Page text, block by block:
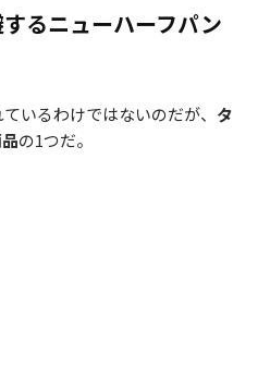
るニューハーフパン
いるわけではないのだが、 タ
の1つだ。